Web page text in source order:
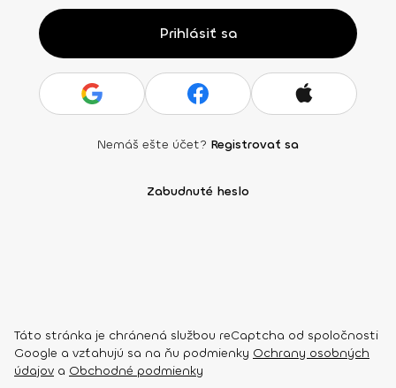
Prihlásiť sa
Nemáš ešte účet? Registrovať sa
Zabudnuté heslo
Táto stránka je chránená službou reCaptcha od spoločnosti
Google a vzťahujú sa na ňu podmienky Ochrany osobných
údajov a Obchodné podmienky